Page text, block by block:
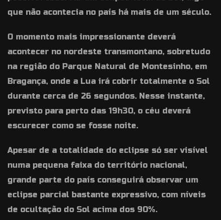
que não acontecia no país há mais de um século.
O momento mais impressionante deverá
acontecer no nordeste transmontano, sobretudo
na região do Parque Natural de Montesinho, em
Bragança, onde a Lua irá cobrir totalmente o Sol
durante cerca de 26 segundos. Nesse instante,
previsto para perto das 19h30, o céu deverá
escurecer como se fosse noite.
Apesar de a totalidade do eclipse só ser visível
numa pequena faixa do território nacional,
grande parte do país conseguirá observar um
eclipse parcial bastante expressivo, com níveis
de ocultação do Sol acima dos 90%.